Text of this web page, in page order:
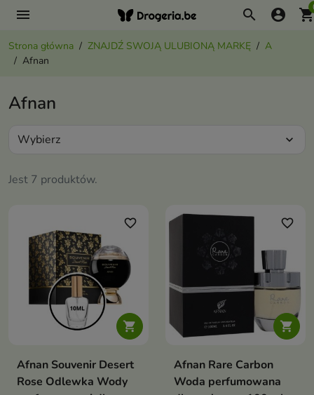
menu search account_circle
Strona główna ZNAJDŹ SWOJĄ ULUBIONĄ MARKĘ
A
Afnan
Afnan
Jest 7 produktów.
Wybierz expand_more

favorite_border
Afnan Souvenir Desert
Rose Odlewka Wody

favorite_border
Afnan Rare Carbon
Woda perfumowana